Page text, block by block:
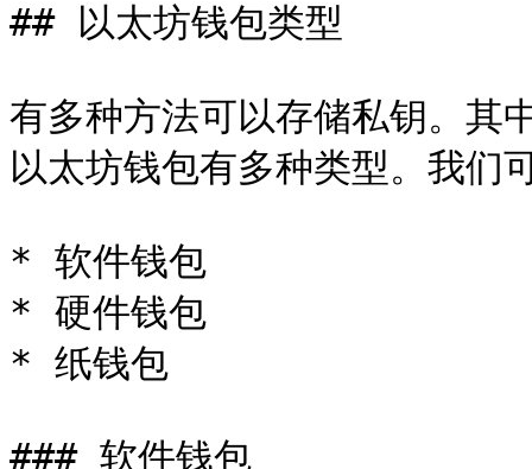
## 以太坊钱包类型
有多种方法可以存储私钥。其
以太坊钱包有多种类型。我们
* 软件钱包
* 硬件钱包
* 纸钱包
### 软件钱包